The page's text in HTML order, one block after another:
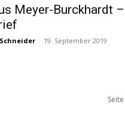
Meyer-Burckhardt –
- 19. September 2019